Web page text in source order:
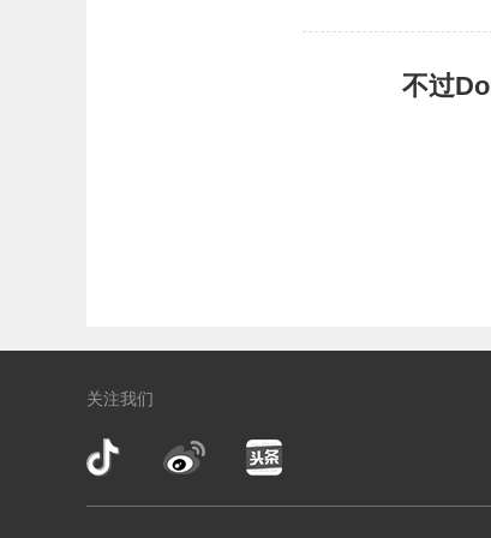
不过
关注我们